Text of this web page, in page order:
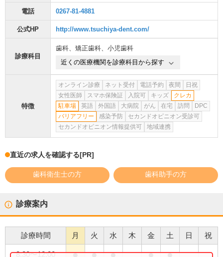
電話 0267-81-4881
公式HP http://www.tsuchiya-dent.com/
診療科目
歯科、 矯正歯科、 小児歯科
近くの医療機関を診療科目から探す
特徴
オンライン診療 ネット受付 電話予約 夜間
日祝
女性医師
スマホ保険証 入院可 キッズ
クレカ
駐車場
英語 外国語 大病院 がん 在宅 訪問
DPC
バリアフリー
感染予防
セカンドオピニオン受診可
セカンドオピニオン情報提供可
地域連携
直近の求人を確認する[PR]
歯科衛生士の方 歯科助手の方
診療案内
診療時間 月 火 水 木 金 土 日 祝
8:30〜12:00 ● ● ● ● ●